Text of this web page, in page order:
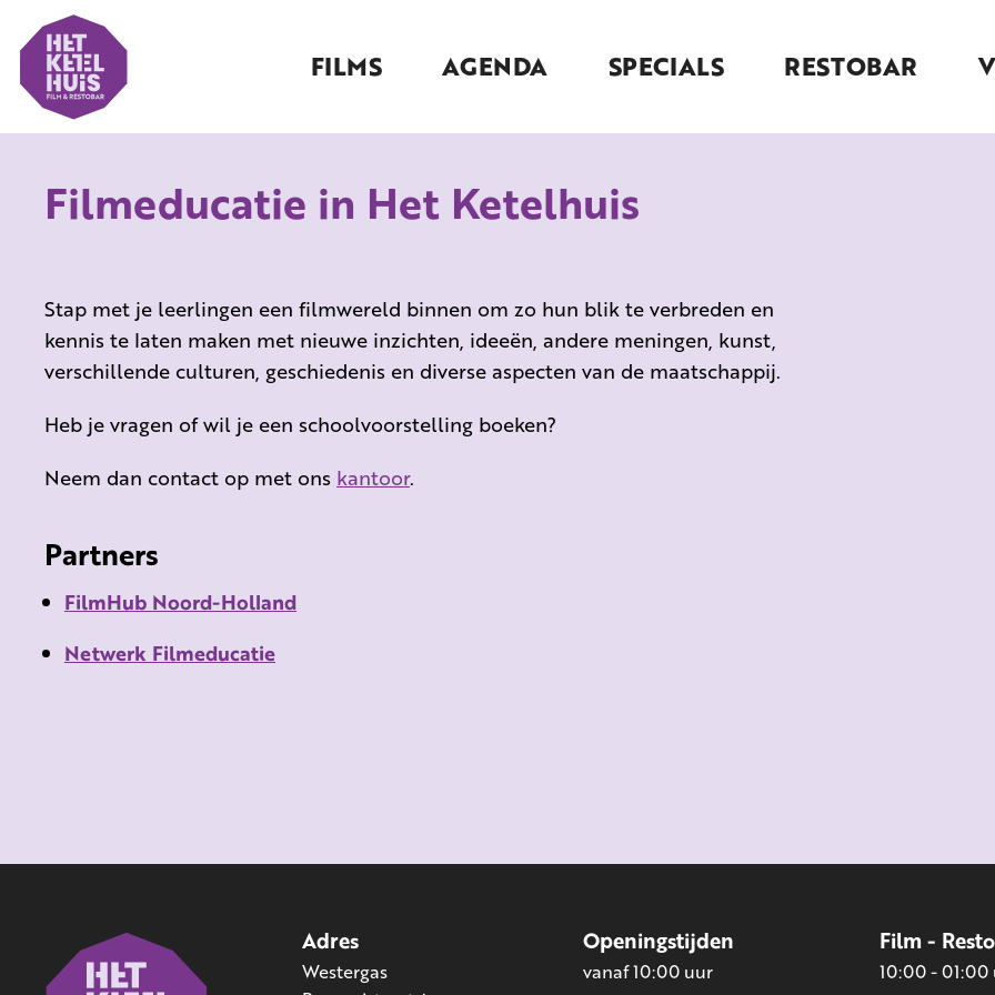
FILMS AGENDA SPECIALS RESTOBAR
Filmeducatie in Het Ketelhuis
Stap met je leerlingen een filmwereld binnen om zo hun blik te verbreden en
kennis te laten maken met nieuwe inzichten, ideeën, andere meningen, kunst,
verschillende culturen, geschiedenis en diverse aspecten van de maatschappij.
Heb je vragen of wil je een schoolvoorstelling boeken?
Neem dan contact op met ons kantoor.
Partners
FilmHub Noord-Holland
Netwerk Filmeducatie
Adres
Westergas
Openingstijden
vanaf 10:00 uur
Film -
10:00 - 01:00